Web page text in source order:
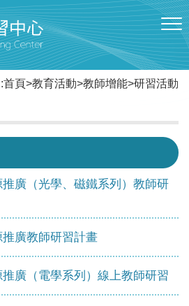
首頁>教育活動>教師增能>研習活動
廣（光學、磁鐵系列）教師研
廣教師研習計畫
廣（電學系列）線上教師研習